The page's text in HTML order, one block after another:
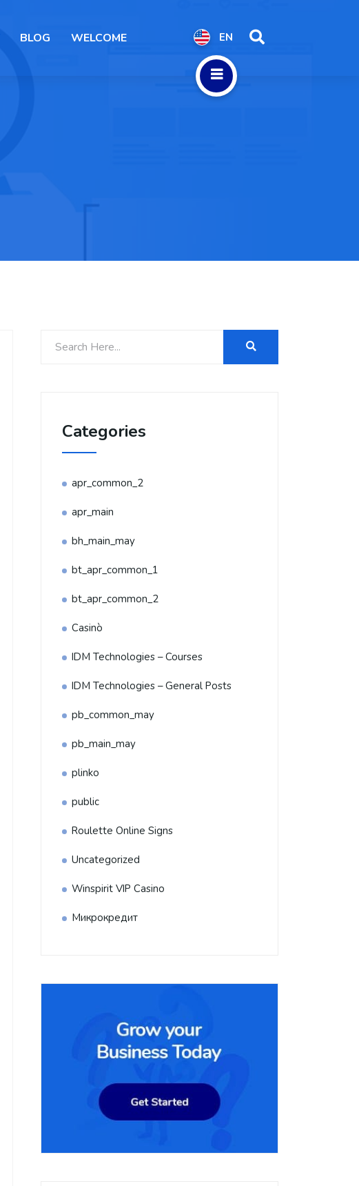
BLOG WELCOME EN
Categories
apr_common_2
apr_main
bh_main_may
bt_apr_common_1
bt_apr_common_2
Casinò
IDM Technologies – Courses
IDM Technologies – General Posts
pb_common_may
pb_main_may
plinko
public
Roulette Online Signs
Uncategorized
Winspirit VIP Casino
Микрокредит